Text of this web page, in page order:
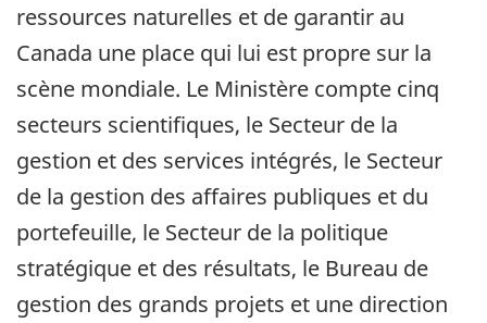
ressources naturelles et de garantir au
Canada une place qui lui est propre sur la
scène mondiale. Le Ministère compte cinq
secteurs scientifiques, le Secteur de la
gestion et des services intégrés, le Secteur
de la gestion des affaires publiques et du
portefeuille, le Secteur de la politique
stratégique et des résultats, le Bureau de
gestion des grands projets et une direction